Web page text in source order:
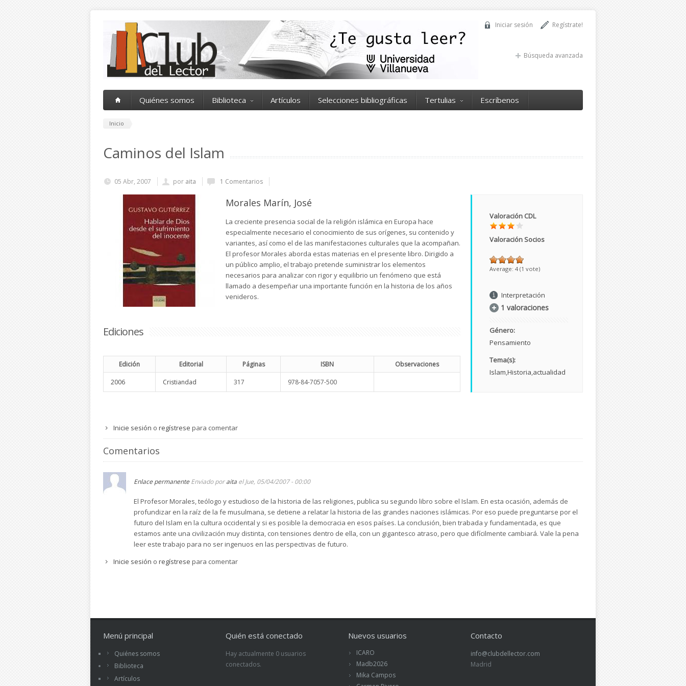
Regístrate!
Iniciar sesión
Búsqueda avanzada
Quiénes somos Biblioteca Artículos Selecciones bibliográficas Tertulias Escríbenos
Inicio
Caminos del Islam
05 Abr, 2007 por aita 1 Comentarios
Morales Marín, José
La creciente presencia social de la religión islámica en Europa hace
especialmente necesario el conocimiento de sus orígenes, su contenido y
variantes, así como el de las manifestaciones culturales que la acompañan.
El profesor Morales aborda estas materias en el presente libro. Dirigido a
un público amplio, el trabajo pretende suministrar los elementos
necesarios para analizar con rigor y equilibrio un fenómeno que está
llamado a desempeñar una importante función en la historia de los años
venideros.
Ediciones
Edición Editorial Páginas ISBN Observaciones
2006 Cristiandad 317 978-84-7057-500
Valoración CDL
Valoración Socios
Average: 4 (1 vote)
Interpretación
1 valoraciones
Género:
Pensamiento
Tema(s):
Islam Historia actualidad
Inicie sesión o regístrese para comentar
Comentarios
Enlace permanente Enviado poraita el Jue, 05/04/2007 - 00:00
El Profesor Morales, teólogo y estudioso de la historia de las religiones, publica su segundo libro sobre el Islam. En esta ocasión, además de
profundizar en la raíz de la fe musulmana, se detiene a relatar la historia de las grandes naciones islámicas. Por eso puede preguntarse por el
futuro del Islam en la cultura occidental y si es posible la democracia en esos países. La conclusión, bien trabada y fundamentada, es que
estamos ante una civilización muy distinta, con tensiones dentro de ella, con un gigantesco atraso, pero que difícilmente cambiará. Vale la pena
leer este trabajo para no ser ingenuos en las perspectivas de futuro.
Inicie sesión o regístrese para comentar
Menú principal
Quiénes somos
Biblioteca
Artículos
Quién está conectado
Hay actualmente 0 usuarios
conectados.
Nuevos usuarios
ICARO
Madb2026
Mika Campos
Contacto
info@clubdellector.com
Madrid